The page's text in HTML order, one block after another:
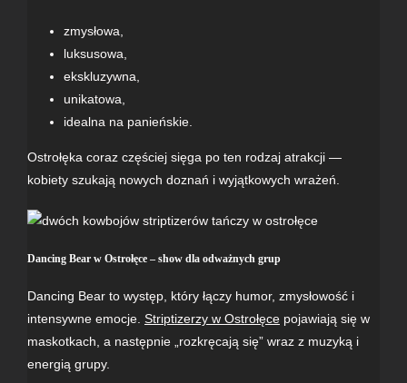
zmysłowa,
luksusowa,
ekskluzywna,
unikatowa,
idealna na panieńskie.
Ostrołęka coraz częściej sięga po ten rodzaj atrakcji —
kobiety szukają nowych doznań i wyjątkowych wrażeń.
Dancing Bearw Ostrołęce – show dla odważnych grup
Dancing Bearto występ, który łączy humor, zmysłowość i
intensywne emocje. Striptizerzy w Ostrołęcepojawiają się w
maskotkach, a następnie „rozkręcają się” wraz z muzyką i
energią grupy.